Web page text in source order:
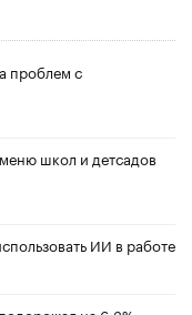
проблем с
школ и детсадов
ИИ в работе